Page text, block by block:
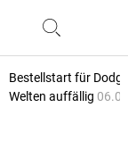
Bestellstart für
Welten auffällig